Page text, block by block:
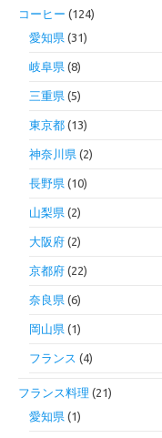
コーヒー (124)
愛知県 (31)
岐阜県 (8)
三重県 (5)
東京都 (13)
神奈川県 (2)
長野県 (10)
山梨県 (2)
大阪府 (2)
京都府 (22)
奈良県 (6)
岡山県 (1)
フランス (4)
フランス料理 (21)
愛知県 (1)